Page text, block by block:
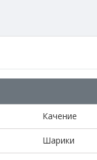
Качение
Шарики